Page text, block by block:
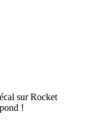
sur Rocket
!